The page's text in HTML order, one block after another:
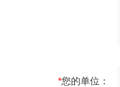
*您的单位：